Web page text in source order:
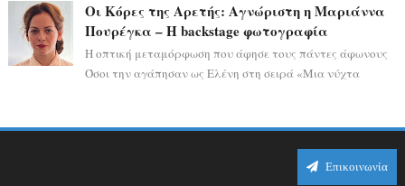
Οι Κόρες της Αρετής: Αγνώριστη η Μαριάννα
Πουρέγκα – H backstage φωτογραφία
Η οπτική μεταμόρφωση που άφησε τους πάντες άφωνους
Όσοι την αγάπησαν ως Ελένη στη σειρά «Μια νύχτα
Επικοινωνία